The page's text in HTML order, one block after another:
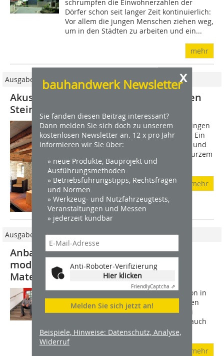
x
bauhandwerk Newsletter
Sie fanden diesen Beitrag interessant?
Dann melden Sie sich doch zu unserem
kostenlosen Newsletter an. 12 x pro Jahr
informieren wir Sie über:
» neue Produkte, Bauprojekt und
Ausführungsmethoden
» Betriebsführungstipps, Rechtsfragen
und Normen
» Werkzeug- und Nutzfahrzeugtests,
Veranstaltungen und Messen
» jederzeit kündbar
Anti-Roboter-Verifizierung
Hier klicken
FriendlyCaptcha ⇗
Melden Sie sich jetzt an!
Beispiele, Hinweise: Datenschutz, Analyse,
Widerruf
schrumpfen die Einwohnerzahlen der
Dörfer schon seit langer Zeit kontinuierlich:
Vor allem die jungen Menschen ziehen weg,
um in den Städten zu arbeiten und ein...
mehr
Ausgabe 03/2012
Akustikplatten im denkmalgeschützten
Steinbachhof
Am Fuße des Strombergs liegt in Vaihingen
der denkmalgeschützte Steinbachhof: Ein
Ensemble aus historischem Fachwerk und
alten Wirtschaftsgebäuden. Erst vor kurzem
wurde das traditionsreiche...
mehr
Ausgabe 09/2014
Anbauten an Baudenkmale sollten in
moderner Form und zeitgemäßem
Material erfolgen
Der Architekt Carlo Scarpa hat es schon in
den 1950er und 1960er Jahren in Italien
vorgemacht, wie das geht, alt und neu
miteinander zu verbinden. Italien ist auch
das Land, in dem 1964 der zweite...
mehr